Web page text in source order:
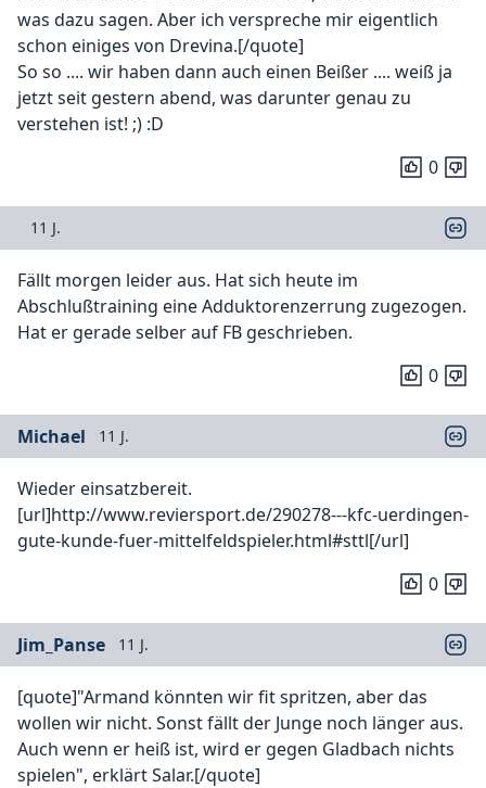
was dazu sagen. Aber ich verspreche mir eigentlich
schon einiges von Drevina.[/quote]
So so .... wir haben dann auch einen Beißer .... weiß ja
jetzt seit gestern abend, was darunter genau zu
verstehen ist! ;) :D
0
11 J.
Fällt morgen leider aus. Hat sich heute im
Abschlußtraining eine Adduktorenzerrung zugezogen.
Hat er gerade selber auf FB geschrieben.
0
Michael 11 J.
Wieder einsatzbereit.
[url]http://www.reviersport.de/290278---kfc-uerdingen-
gute-kunde-fuer-mittelfeldspieler.html#sttl[/url]
0
Jim_Panse 11 J.
[quote]"Armand könnten wir fit spritzen, aber das
wollen wir nicht. Sonst fällt der Junge noch länger aus.
Auch wenn er heiß ist, wird er gegen Gladbach nichts
spielen", erklärt Salar.[/quote]